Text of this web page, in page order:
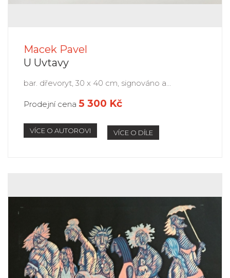
Macek Pavel
U Uvtavy
bar. dřevoryt, 30 x 40 cm, signováno a...
Prodejní cena 5 300 Kč
VÍCE O AUTOROVI VÍCE O DÍLE